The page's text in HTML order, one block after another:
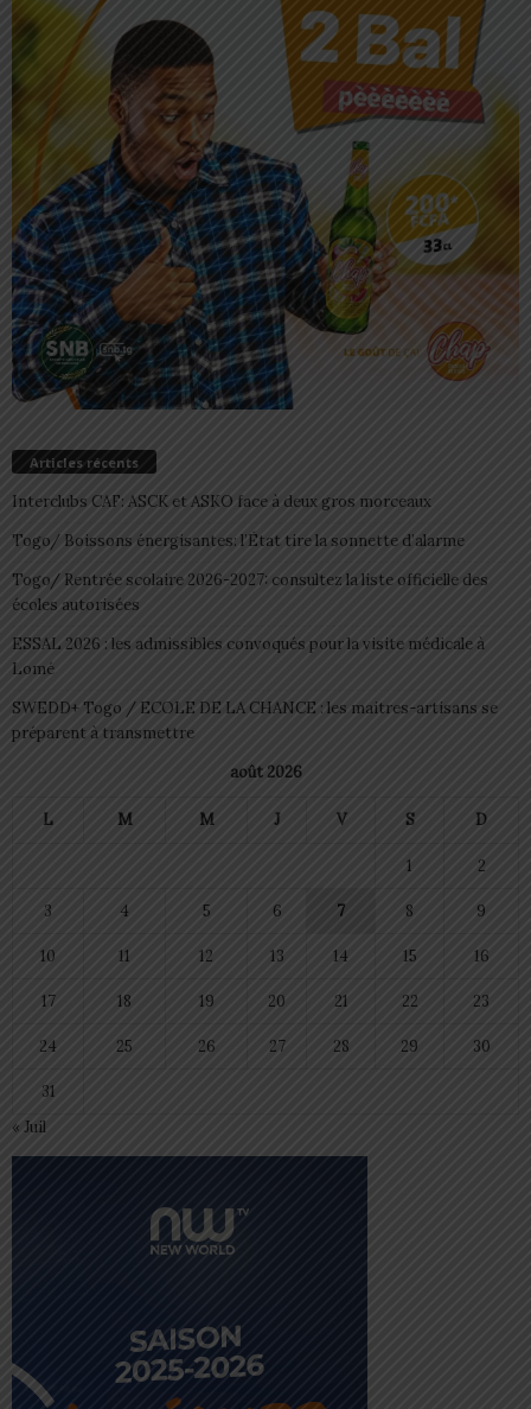
Articles récents
Interclubs CAF: ASCK et ASKO face à deux gros morceaux
Togo/ Boissons énergisantes: l’État tire la sonnette d’alarme
Togo/ Rentrée scolaire 2026-2027: consultez la liste officielle des
écoles autorisées
ESSAL 2026 : les admissibles convoqués pour la visite médicale à
Lomé
SWEDD+ Togo / ECOLE DE LA CHANCE : les maitres-artisans se
préparent à transmettre
août 2026
L M M J V S D
1 2
3 4 5 6 7 8 9
10 11 12 13 14 15 16
17 18 19 20 21 22 23
24 25 26 27 28 29 30
31
« Juil